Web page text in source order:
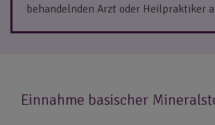
behandelnden Arzt oder Heilpraktiker
Einnahme basischer